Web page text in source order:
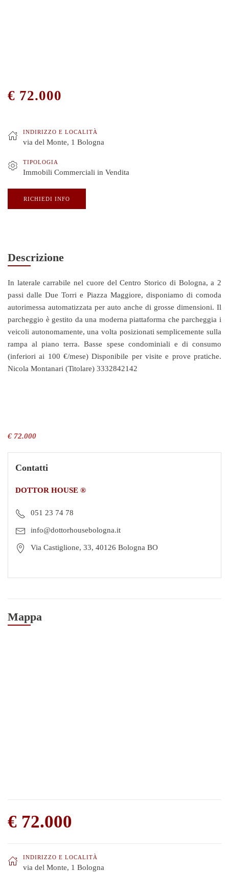
€ 72.000
INDIRIZZO E LOCALITÀ
via del Monte, 1 Bologna
TIPOLOGIA
Immobili Commerciali in Vendita
RICHIEDI INFO
Descrizione
In laterale carrabile nel cuore del Centro Storico di Bologna, a 2
passi dalle Due Torri e Piazza Maggiore, disponiamo di comoda
autorimessa automatizzata per auto anche di grosse dimensioni. Il
parcheggio è gestito da una moderna piattaforma che parcheggia i
veicoli autonomamente, una volta posizionati semplicemente sulla
rampa al piano terra. Basse spese condominiali e di consumo
(inferiori ai 100 €/mese) Disponibile per visite e prove pratiche.
Nicola Montanari (Titolare) 3332842142
€ 72.000
Contatti
DOTTOR HOUSE ®
051 23 74 78
info@dottorhousebologna.it
Via Castiglione, 33, 40126 Bologna BO
Mappa
€ 72.000
INDIRIZZO E LOCALITÀ
via del Monte, 1 Bologna